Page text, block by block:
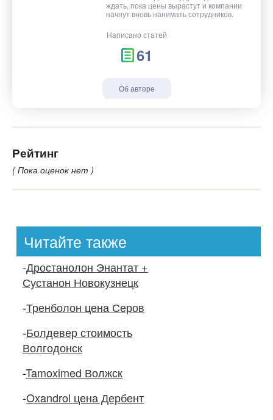
ждать, пока цены вырастут и компании
начнут вновь нанимать сотрудников.
Написано статей
61
Об авторе
Рейтинг
( Пока оценок нет )
Читайте также
-Дростанолон Энантат +
Сустанон Новокузнецк
-Тренболон цена Серов
-Болдевер стоимость
Волгодонск
-Tamoximed Волжск
-Oxandrol цена Дербент